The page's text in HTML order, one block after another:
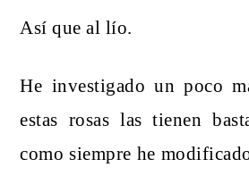
Así que al lío.
He investigado un poco
estas rosas las tienen
como siempre he